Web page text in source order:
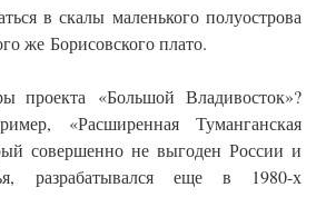
в скалы маленького полуострова
же Борисовского плато.
проекта «Большой Владивосток»?
«Расширенная Туманганская
совершенно не выгоден России и
разрабатывался еще в 1980-х